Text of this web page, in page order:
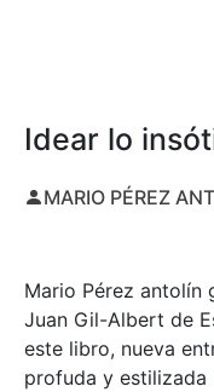
Idear lo
MARIO PÉREZ
Mario Pérez antolín
Juan Gil-Albert de
este libro, nueva
profuda y estilizada